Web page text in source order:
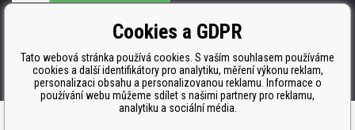
ISO 9001. ISO 14001 a STMC.Cookies a GDPR
Tato webová stránka používá cookies. S vaším souhlasem používáme
cookies a další identifikátory pro analytiku, měření výkonu reklam,
personalizaci obsahu a personalizovanou reklamu. Informace o
používání webu můžeme sdílet s našimi partnery pro reklamu,
analytiku a sociální média.